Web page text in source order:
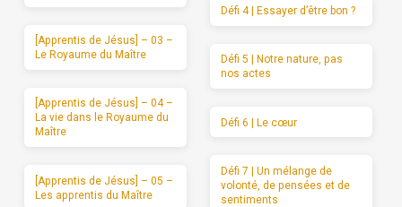
[Apprentis de Jésus] – 03 –
Le Royaume du Maître
[Apprentis de Jésus] – 04 –
La vie dans le Royaume du
Maître
[Apprentis de Jésus] – 05 –
Les apprentis du Maître
Défi 4 | Essayer d’être bon ?
Défi 5 | Notre nature, pas
nos actes
Défi 6 | Le cœur
Défi 7 | Un mélange de
volonté, de pensées et de
sentiments